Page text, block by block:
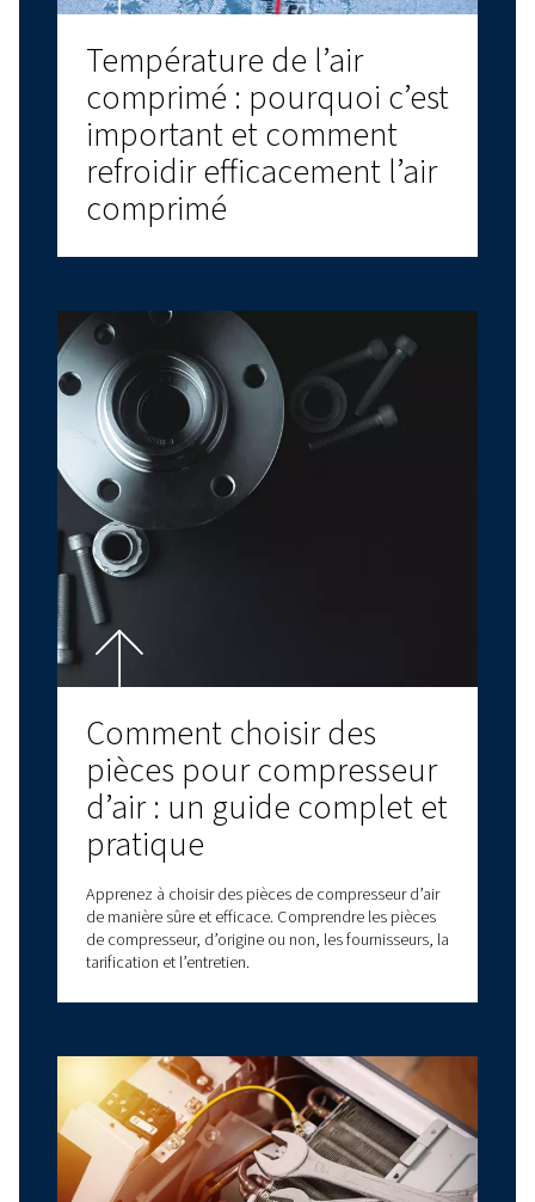
CONSEILS RELATIFS À L'AIR COMPRIMÉ
Huile pour compresseur
d’air : choisir le bon
lubrifiant pour des
performances et une
fiabilité optimales
L’huile pour compresseur d’air expliquée : types,
avantages et comment choisir la bonne huile pour
compresseur d’air pour des performances